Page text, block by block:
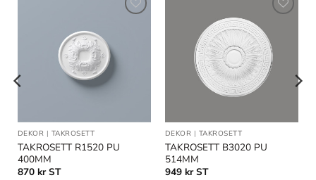
önskelistan
DEKOR | TAKROSETT
TAKROSETT R1520 PU
400MM
870 kr ST
Lägg till
i
önskelistan
DEKOR | TAKROSETT
TAKROSETT B3020 PU
514MM
949 kr ST